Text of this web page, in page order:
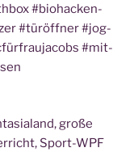
#bio­ha­cken­
#tür­öff­ner #jog­
#mit­
gro­ße
Sport-WPF